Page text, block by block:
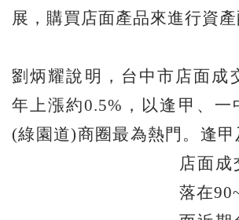
展，購買店面產品來進行資產
劉炳耀說明，台中市店面成
年上漲約0.5%，以逢甲、一
(綠園道)商圈最為熱門。逢甲
店面成
落在